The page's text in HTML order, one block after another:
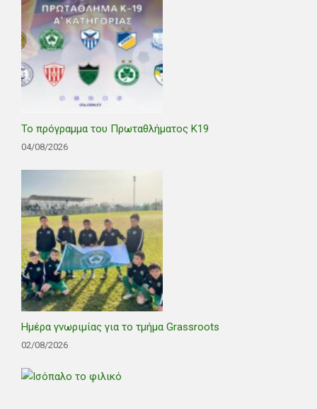
Το πρόγραμμα του Πρωταθλήματος Κ19
04/08/2026
Ημέρα γνωριμίας για το τμήμα Grassroots
02/08/2026